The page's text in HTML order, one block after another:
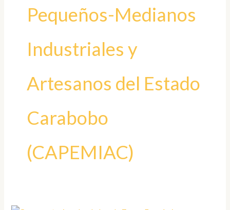
Pequeños-Medianos
Industriales y
Artesanos del Estado
Carabobo
(CAPEMIAC)